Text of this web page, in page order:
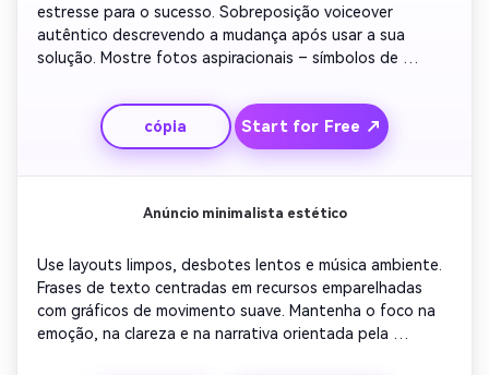
estresse para o sucesso. Sobreposição voiceover
autêntico descrevendo a mudança após usar a sua
solução. Mostre fotos aspiracionais – símbolos de
o movimento suave e otimista. Conclua com uma
animação de logotipo confiante que deixa uma
impressão duradoura.
cópia Start for Free ↗
Anúncio minimalista estético
Use layouts limpos, desbotes lentos e música ambiente.
Frases de texto centradas em recursos emparelhadas
com gráficos de movimento suave. Mantenha o foco na
emoção, na clareza e na narrativa orientada pela